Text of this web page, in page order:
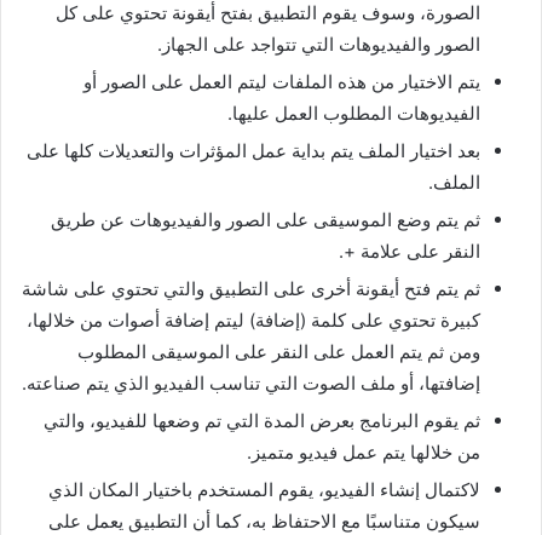
الصورة، وسوف يقوم التطبيق بفتح أيقونة تحتوي على كل
الصور والفيديوهات التي تتواجد على الجهاز.
يتم الاختيار من هذه الملفات ليتم العمل على الصور أو
الفيديوهات المطلوب العمل عليها.
بعد اختيار الملف يتم بداية عمل المؤثرات والتعديلات كلها على
الملف.
ثم يتم وضع الموسيقى على الصور والفيديوهات عن طريق
النقر على علامة +.
ثم يتم فتح أيقونة أخرى على التطبيق والتي تحتوي على شاشة
كبيرة تحتوي على كلمة (إضافة) ليتم إضافة أصوات من خلالها،
ومن ثم يتم العمل على النقر على الموسيقى المطلوب
إضافتها، أو ملف الصوت التي تناسب الفيديو الذي يتم صناعته.
ثم يقوم البرنامج بعرض المدة التي تم وضعها للفيديو، والتي
من خلالها يتم عمل فيديو متميز.
لاكتمال إنشاء الفيديو، يقوم المستخدم باختيار المكان الذي
سيكون متناسبًا مع الاحتفاظ به، كما أن التطبيق يعمل على